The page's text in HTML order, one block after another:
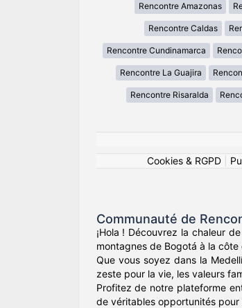
Rencontre Amazonas
Rencontre Caldas
Rencontre Cundinamarca
Rencontre La Guajira
Rencontre Risaralda
Cookies & RGPD|
Communauté de
¡Hola ! Découvrez la chaleur
montagnes de Bogotá à la
Que vous soyez dans la
zeste pour la vie, les valeurs
Profitez de notre plateforme
de véritables opportunités